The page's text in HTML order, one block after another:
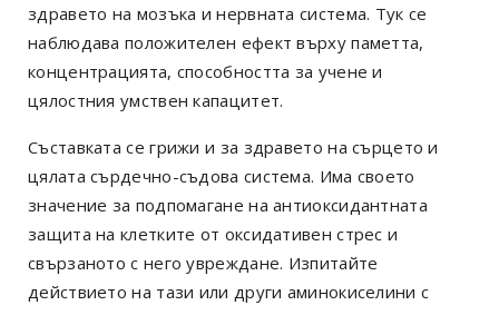
здравето на мозъка и нервната система. Тук се
наблюдава положителен ефект върху паметта,
концентрацията, способността за учене и
цялостния умствен капацитет.
Съставката се грижи и за здравето на сърцето и
цялата сърдечно-съдова система. Има своето
значение за подпомагане на антиоксидантната
защита на клетките от оксидативен стрес и
свързаното с него увреждане. Изпитайте
действието на тази или други аминокиселини с